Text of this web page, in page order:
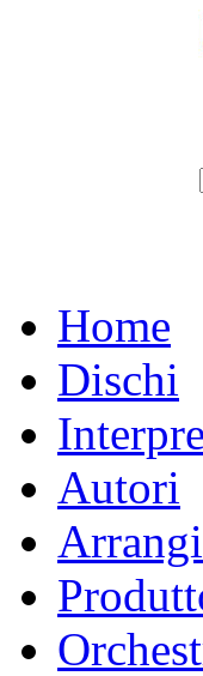
Home
Dischi
Autori